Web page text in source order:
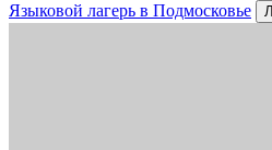
Языковой лагерь в Подмосковье